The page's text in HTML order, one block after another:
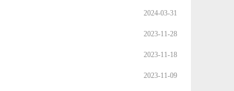
2024-03-31
2023-11-28
2023-11-18
2023-11-09